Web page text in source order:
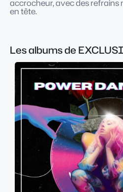
accrocheur, avec des
en tête.
Les albums de